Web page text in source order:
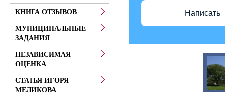
Написать
КНИГА ОТЗЫВОВ
МУНИЦИПАЛЬНЫЕ
ЗАДАНИЯ
НЕЗАВИСИМАЯ
ОЦЕНКА
СТАТЬЯ ИГОРЯ
МЕЛИКОВА